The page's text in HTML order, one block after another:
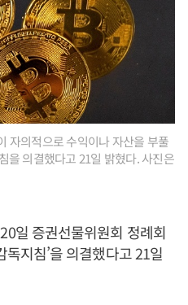
자의적으로 수익이나 자산을 부풀
을 의결했다고 21일 밝혔다. 사진은
일 증권선물위원회 정례회
지침’을 의결했다고 21일